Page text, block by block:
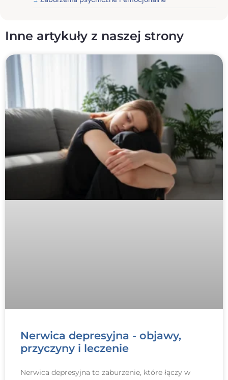
Inne artykuły z naszej strony
Nerwica depresyjna - objawy,
przyczyny i leczenie
Nerwica depresyjna to zaburzenie, które łączy w